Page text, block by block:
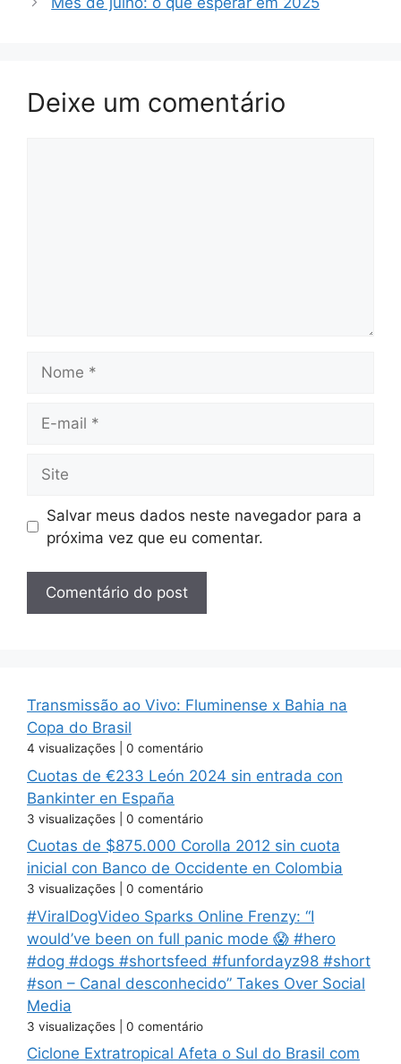
Deixe um comentário
mail
Salvar meus dados neste navegador para a
próxima vez que eu comentar.
Transmissão ao Vivo: Fluminense x Bahia na
Copa do Brasil
4 visualizações 0 comentário
Cuotas de €233 León 2024 sin entrada con
Bankinter en España
3 visualizações 0 comentário
Cuotas de $875.000 Corolla 2012 sin cuota
inicial con Banco de Occidente en Colombia
3 visualizações 0 comentário
#ViralDogVideo Sparks Online Frenzy: “I
would’ve been on full panic mode 😱 #hero
#dog #dogs #shortsfeed #funfordayz98 #short
#son – Canal desconhecido” Takes Over Social
Media
3 visualizações 0 comentário
Ciclone Extratropical Afeta o Sul do Brasil com